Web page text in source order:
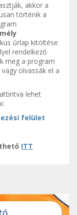
akkor a
történik a
űrlap kitöltése
rendelkező
meg a program
olvassák el a
lehet
felület
ITT